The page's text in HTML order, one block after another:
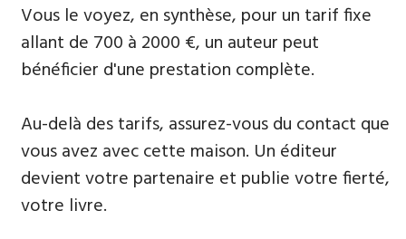
Vous le voyez, en synthèse, pour un tarif fixe
allant de 700 à 2000 €, un auteur peut
bénéficier d'une prestation complète.
Au-delà des tarifs, assurez-vous du contact que
vous avez avec cette maison. Un éditeur
devient votre partenaire et publie votre fierté,
votre livre.